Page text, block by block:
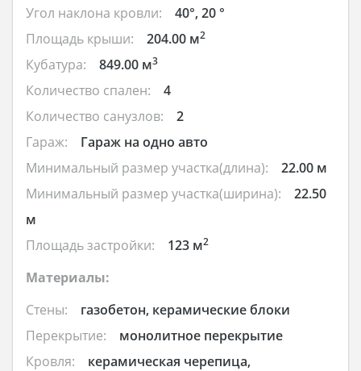
Угол наклона кровли:
40°, 20 °
Площадь крыши:
204.00 м2
Кубатура: 849.00 м3
Количество спален:
4
Количество санузлов:
2
Гараж:
Гараж на одно авто
Минимальный размер участка(длина):
22.00 м
Минимальный размер участка(ширина):
22.50
м
Площадь застройки:
123 м2
Материалы:
Стены:
газобетон, керамические блоки
Перекрытие:
монолитное перекрытие
Кровля:
керамическая черепица,